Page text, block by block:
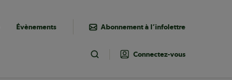
Évènements Abonnement à l’infolettre
Toggle Search
Connectez-vous